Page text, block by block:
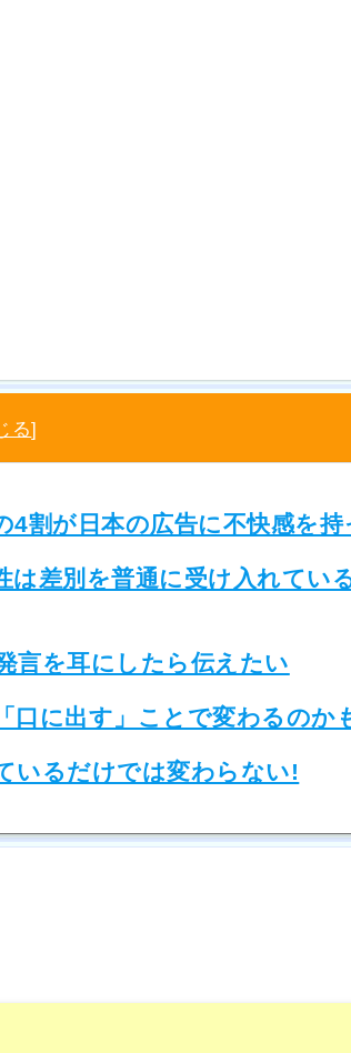
る]
4割が日本の広告に不快感を持
は差別を普通に受け入れてい
言を耳にしたら伝えたい
口に出す」ことで変わるのか
いるだけでは変わらない!